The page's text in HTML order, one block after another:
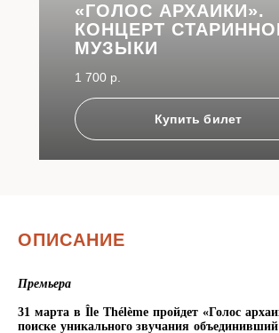
«ГОЛОС АРХАИКИ».
КОНЦЕРТ
МУЗЫКИ
Купить билет
1 700 р.
ОПИСАНИЕ
Премьера
31 марта в Île Thélème пройдет «Голос
поиске уникального звучания